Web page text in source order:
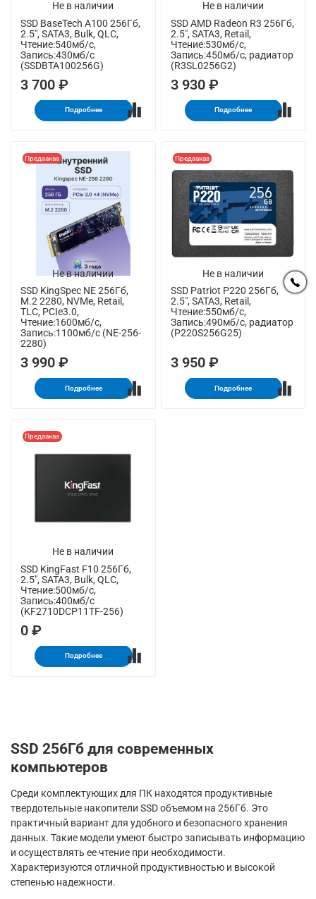
Не в наличии
SSD BaseTech A100 256Гб,
2.5", SATA3, Bulk, QLC,
Чтение:540мб/с,
Запись:430мб/с
(SSDBTA100256G)
3 700 ₽
Подробнее
Не в наличии
SSD AMD Radeon R3 256Гб,
2.5", SATA3, Retail,
Чтение:530мб/с,
Запись:450мб/с, радиатор
(R3SL0256G2)
3 930 ₽
Подробнее
Не в наличии
Предзаказ
SSD KingSpec NE 256Гб,
M.2 2280, NVMe, Retail,
TLC, PCIe3.0,
Чтение:1600мб/с,
Запись:1100мб/с (NE-256-
2280)
3 990 ₽
Подробнее
Не в наличии
Предзаказ
SSD Patriot P220 256Гб,
2.5", SATA3, Retail,
Чтение:550мб/с,
Запись:490мб/с, радиатор
(P220S256G25)
3 950 ₽
Подробнее
Не в наличии
Предзаказ
SSD KingFast F10 256Гб,
2.5", SATA3, Bulk, QLC,
Чтение:500мб/с,
Запись:400мб/с
(KF2710DCP11TF-256)
0 ₽
Подробнее
SSD 256Гб для современных
компьютеров
Среди комплектующих для ПК находятся продуктивные
твердотельные накопители SSD объемом на 256Гб. Это
практичный вариант для удобного и безопасного хранения
данных. Такие модели умеют быстро записывать информацию
и осуществлять ее чтение при необходимости.
Характеризуются отличной продуктивностью и высокой
степенью надежности.